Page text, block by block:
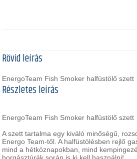
Rövid leírás
EnergoTeam Fish Smoker halfüstölő szett
Részletes leírás
EnergoTeam Fish Smoker halfüstölő szett
A szett tartalma egy kiváló minőségű,
Energo Team-től. A halfüstölésben rejlő
mind a hétköznapokban, mind
horgásztúrák során is ki kell használni!